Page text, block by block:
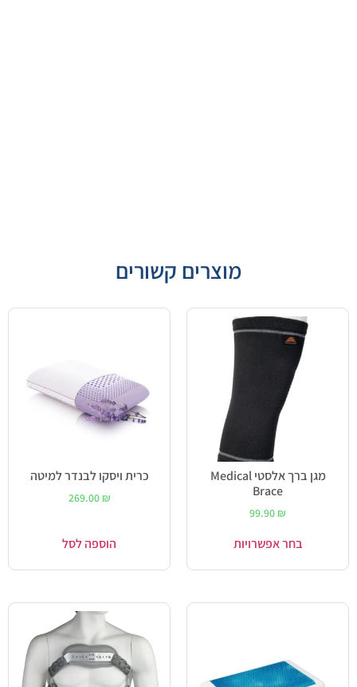
מוצרים קשורים
מגן ברך אלסטי Medical
Brace
99.90 ₪
בחר אפשרויות
כרית ויסקו לבנדר למיטה
269.00 ₪
הוספה לסל